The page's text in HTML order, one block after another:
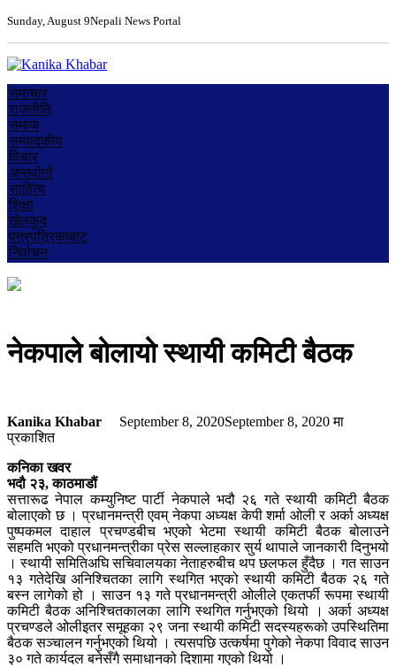
Sunday, August 9Nepali News Portal
समाचार
राजनीति
समाज
सम्पादकीय
विचार
अन्तर्वार्ता
साहित्य
शिक्षा
खेलकुद
पत्रपत्रिकाबाट
निर्वाचन
नेकपाले बोलायो स्थायी कमिटी बैठक
Kanika Khabar September 8, 2020September 8, 2020मा
प्रकाशित
कनिका खवर
भदौ २३, काठमाडौं
सत्तारूढ नेपाल कम्युनिष्ट पार्टी नेकपाले भदौ २६ गते स्थायी कमिटी बैठक
बोलाएको छ । प्रधानमन्त्री एवम् नेकपा अध्यक्ष केपी शर्मा ओली र अर्का अध्यक्ष
पुष्पकमल दाहाल प्रचण्डबीच भएको भेटमा स्थायी कमिटी बैठक बोलाउने
सहमति भएको प्रधानमन्त्रीका प्रेस सल्लाहकार सुर्य थापाले जानकारी दिनुभयो
। स्थायी समितिअघि सचिवालयका नेताहरुबीच थप छलफल हुँदैछ । गत साउन
१३ गतेदेखि अनिश्चितका लागि स्थगित भएको स्थायी कमिटी बैठक २६ गते
बस्न लागेको हो । साउन १३ गते प्रधानमन्त्री ओलीले एकतर्फी रूपमा स्थायी
कमिटी बैठक अनिश्चितकालका लागि स्थगित गर्नुभएको थियो । अर्का अध्यक्ष
प्रचण्डले ओलीइतर समूहका २९ जना स्थायी कमिटी सदस्यहरूको उपस्थितिमा
बैठक सञ्चालन गर्नुभएको थियो । त्यसपछि उत्कर्षमा पुगेको नेकपा विवाद साउन
३० गते कार्यदल बनेसँगै समाधानको दिशामा गएको थियो ।